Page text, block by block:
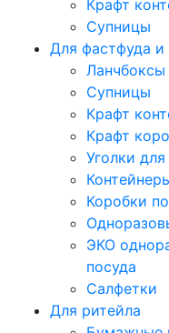
Крафт
Супницы
Для фастфуда
Ланчбоксы
Супницы
Крафт
Крафт
Уголки
Коробки
ЭКО
посуда
Салфетки
Для ритейла